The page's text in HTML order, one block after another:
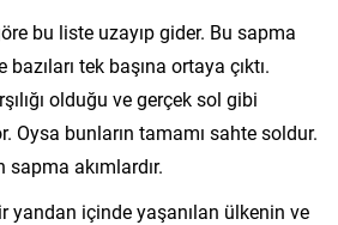
bu liste uzayıp gider. Bu sapma
bazıları tek başına ortaya çıktı.
olduğu ve gerçek sol gibi
Oysa bunların tamamı sahte soldur.
sapma akımlardır.
yandan içinde yaşanılan ülkenin ve